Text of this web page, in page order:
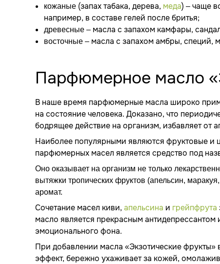
кожаные (запах табака, дерева, меда) – чаще
например, в составе гелей после бритья;
древесные – масла с запахом камфары,
восточные – масла с запахом амбры, специй,
Парфюмерное масло
В наше время парфюмерные масла широко
на состояние человека. Доказано, что
бодрящее действие на организм, избавляет от
Наиболее популярными являются фруктовые и
парфюмерных масел является средство под
Оно оказывает на организм не только
вытяжки тропических фруктов (апельсин,
аромат.
Сочетание масел киви, апельсина и грейпфрута
масло является прекрасным
эмоционального фона.
При добавлении масла «Экзотические фрукты»
эффект, бережно ухаживает за кожей,